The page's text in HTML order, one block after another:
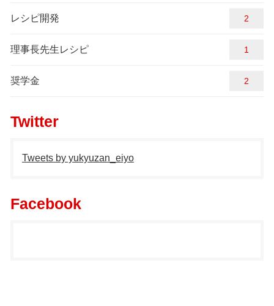
レシピ開発 2
理事長先生レシピ 1
奨学金 2
Twitter
Tweets by yukyuzan_eiyo
Facebook